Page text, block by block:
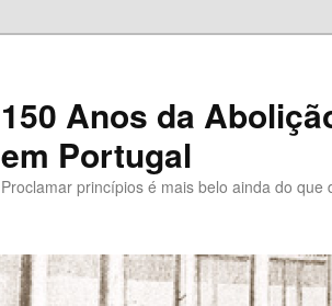
150 Anos da
em Portugal
Proclamar princípios é mais belo ainda do que